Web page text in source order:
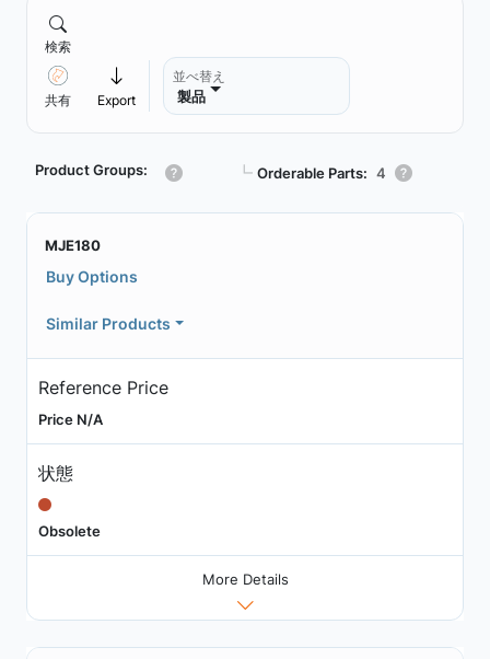
検索
共有 Export
並べ替え
製品
Product Groups: ┗ Orderable Parts: 4
MJE180
Buy Options
Similar Products
Reference Price
Price N/A
状態
Obsolete
More Details